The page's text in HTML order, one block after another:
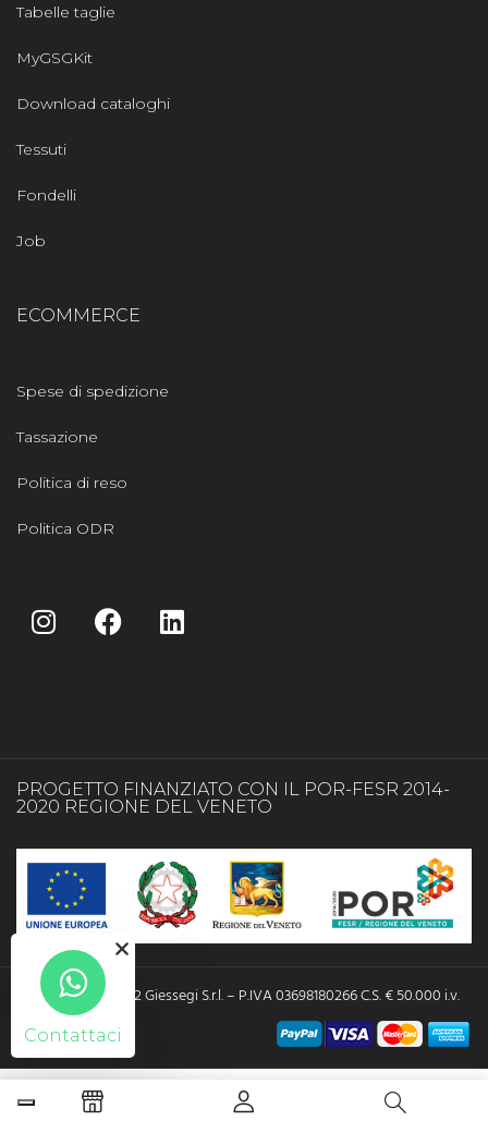
Contattaci
Tabelle taglie
MyGSGKit
Download cataloghi
Tessuti
Fondelli
Job
ECOMMERCE
Spese di spedizione
Tassazione
Politica di reso
Politica ODR
PROGETTO FINANZIATO CON IL POR-FESR 2014-
2020 REGIONE DEL VENETO
Copyright © 2022 Giessegi S.r.l. – P.IVA 03698180266 C.S. € 50.000 i.v.